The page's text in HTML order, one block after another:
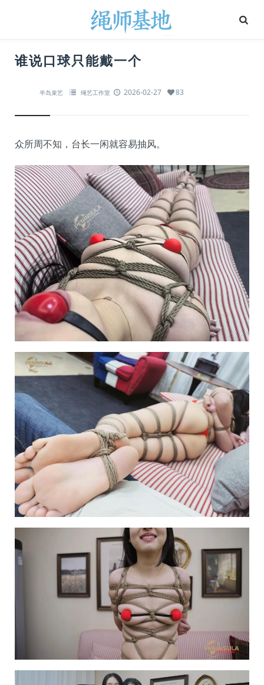
谁说口球只能戴一个
半岛束艺 绳艺工作室 2026-02-27 83
众所周不知，台长一闲就容易抽风。